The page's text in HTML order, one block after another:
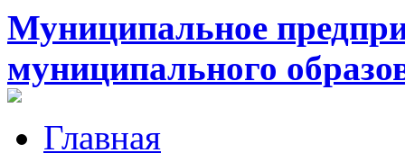
Муниципальное
муниципального
Главная